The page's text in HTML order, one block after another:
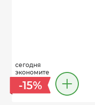
сегодня
экономите
-15%